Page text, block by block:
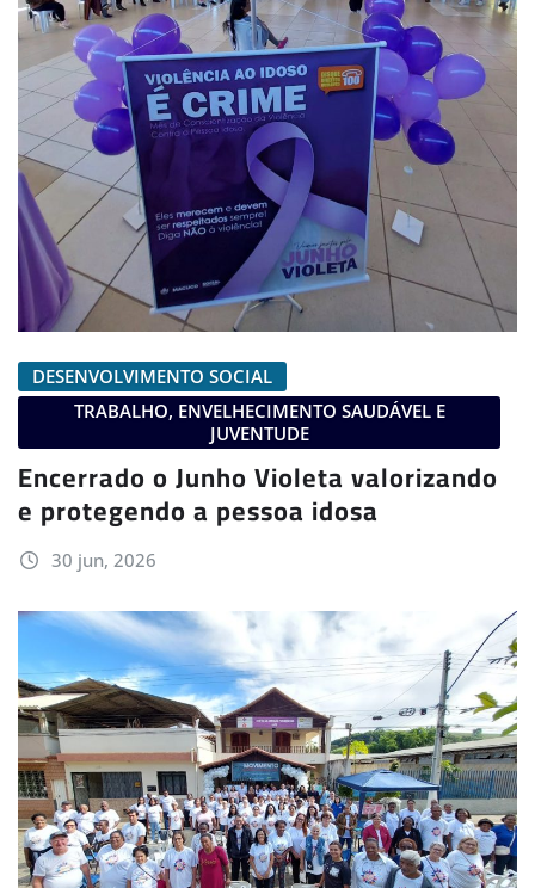
DESENVOLVIMENTO SOCIAL
TRABALHO, ENVELHECIMENTO SAUDÁVEL E
JUVENTUDE
Encerrado o Junho Violeta valorizando
e protegendo a pessoa idosa
30 jun, 2026